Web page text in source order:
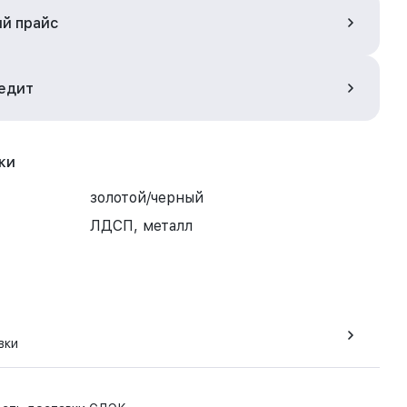
прайс
золотой/черный
ЛДСП, металл